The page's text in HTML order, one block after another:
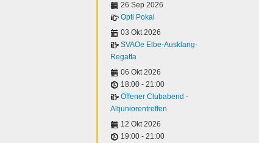
26 Sep 2026
Opti Pokal
03 Okt 2026
SVAOe Elbe-Ausklang-
Regatta
06 Okt 2026
18:00 - 21:00
Offener Clubabend -
Altjuniorentreffen
12 Okt 2026
19:00 - 21:00